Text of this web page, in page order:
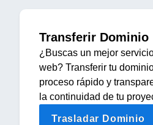
Transferir Dominio
¿Buscas un mejor
web? Transferir tu
proceso rápido y
la continuidad de tu
Trasladar Dominio